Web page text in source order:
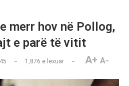
merr hov në Pollog,
e parë të vitit
1,876 e lexuar A+ A-